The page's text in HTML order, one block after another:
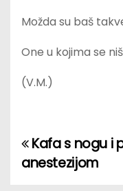
Možda su baš
One u kojima se
(V.M.)
PKafa s nogu i
anestezijom